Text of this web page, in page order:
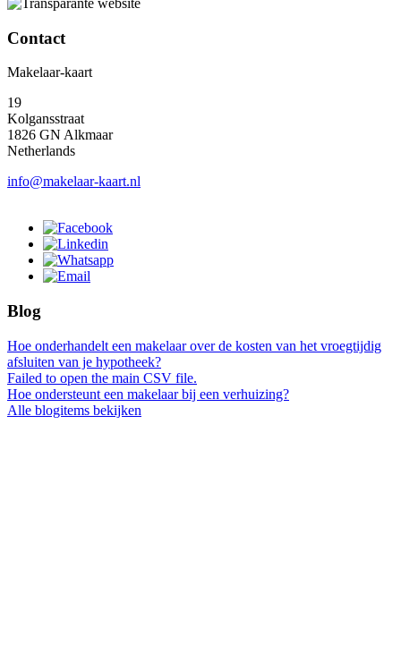
Contact
Makelaar-kaart
19
Kolgansstraat
1826 GN Alkmaar
Netherlands
info@makelaar-kaart.nl
Blog
Hoe onderhandelt een makelaar over de kosten van het vroegtijdig
afsluiten van je hypotheek?
Failed to open the main CSV file.
Hoe ondersteunt een makelaar bij een verhuizing?
Alle blogitems bekijken